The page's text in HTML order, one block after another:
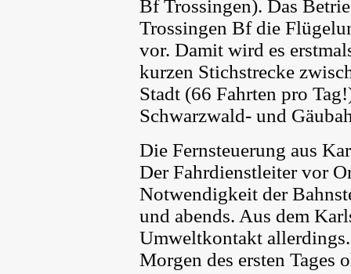
Bf Trossingen). Das
Trossingen Bf die
vor. Damit wird es
kurzen Stichstrecke
Stadt (66 Fahrten pro
Schwarzwald- und
Die Fernsteuerung aus
Der Fahrdienstleiter vor
Notwendigkeit der
und abends. Aus dem
Umweltkontakt
Morgen des ersten Tages